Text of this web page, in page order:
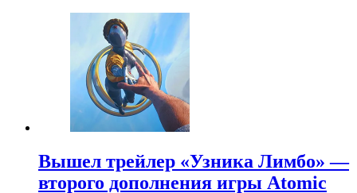
Вышел трейлер «Узника Лимбо» —
второго дополнения игры Atomic